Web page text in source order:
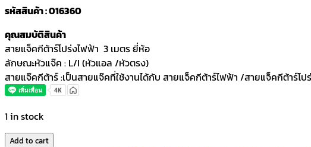
รหัสสินค้า : 016360
คุณสมบัติสินค้า
สายแจ็คกีต้าร์โปร่งไฟฟ้า 3 เมตร ยี่ห้อ
ลักษณะหัวแจ๊ค : L/I (หัวแอล /หัวตรง)
สายแจ๊คกีต้าร์ :เป็นสายแจ๊คที่ใช้งานได้กับ สายแจ็คกีต้าร์ไฟฟ้า /สายแจ็คกีต้าร์โ
1 in stock
Add to cart